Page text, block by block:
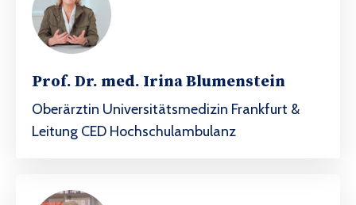
Prof. Dr. med. Irina Blumenstein
Oberärztin Universitätsmedizin Frankfurt &
Leitung CED Hochschulambulanz